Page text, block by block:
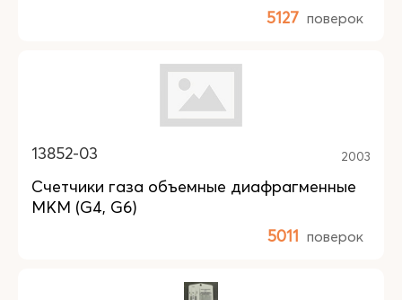
5127 поверок
13852-03 2003
Счетчики газа объемные диафрагменные
MKM (G4, G6)
5011 поверок